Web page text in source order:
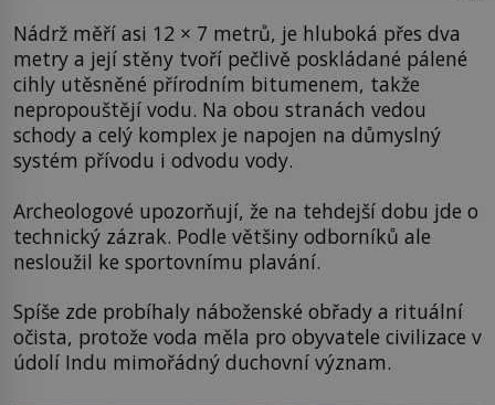
Nádrž měří asi 12 × 7 metrů, je hluboká přes dva
metry a její stěny tvoří pečlivě poskládané pálené
cihly utěsněné přírodním bitumenem, takže
nepropouštějí vodu. Na obou stranách vedou
schody a celý komplex je napojen na důmyslný
systém přívodu i odvodu vody.
Archeologové upozorňují, že na tehdejší dobu jde o
technický zázrak. Podle většiny odborníků ale
nesloužil ke sportovnímu plavání.
Spíše zde probíhaly náboženské obřady a rituální
očista, protože voda měla pro obyvatele civilizace v
údolí Indu mimořádný duchovní význam.